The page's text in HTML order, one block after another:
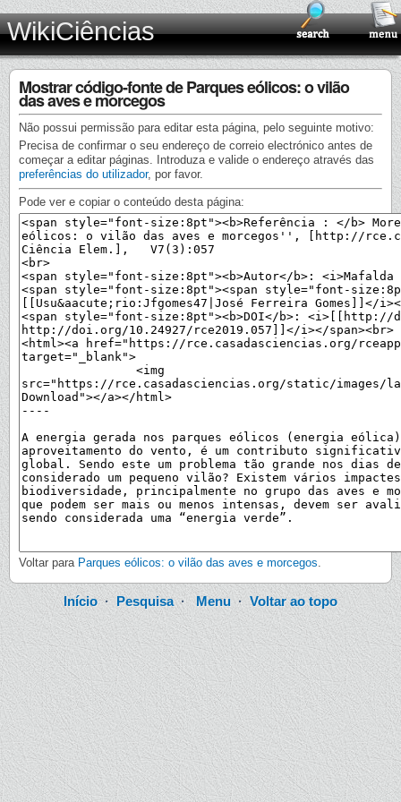
WikiCiências
Mostrar código-fonte de Parques eólicos: o vilão
das aves e morcegos
Não possui permissão para editar esta página, pelo seguinte motivo:
Precisa de confirmar o seu endereço de correio electrónico antes de
começar a editar páginas. Introduza e valide o endereço através das
preferências do utilizador, por favor.
Pode ver e copiar o conteúdo desta página:
Voltar para Parques eólicos: o vilão das aves e morcegos.
Início· Pesquisa·Menu · Voltar ao topo